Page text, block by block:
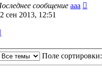
сообщение ааа
сен 2013, 12:51
Поле сортировки: